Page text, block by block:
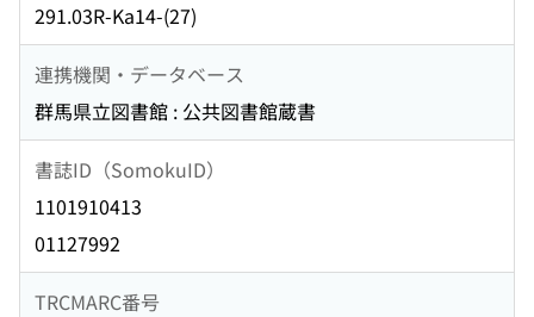
291.03R-Ka14-(27)
連携機関・データベース
群馬県立図書館 : 公共図書館蔵書
書誌ID（SomokuID）
1101910413
01127992
TRCMARC番号